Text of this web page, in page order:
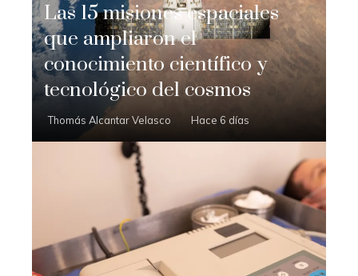
Las 15 misiones espaciales
que ampliaron el
conocimiento científico y
tecnológico del cosmos
Thomás Alcantar Velasco Hace 6 días